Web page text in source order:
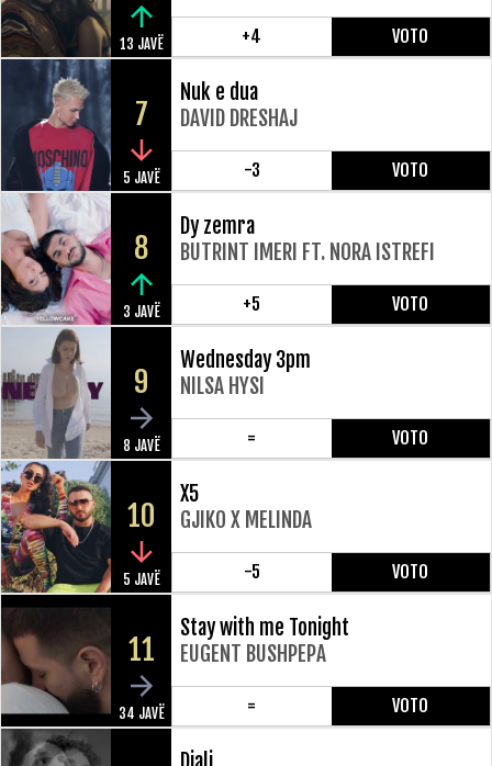
13 JAVË +4 VOTO
7
5 JAVË
Nuk e dua
DAVID DRESHAJ
-3 VOTO
8
3 JAVË
Dy zemra
BUTRINT IMERI FT. NORA ISTREFI
+5 VOTO
9
8 JAVË
Wednesday 3pm
NILSA HYSI
= VOTO
10
5 JAVË
X5
GJIKO X MELINDA
-5 VOTO
11
34 JAVË
Stay with me Tonight
EUGENT BUSHPEPA
= VOTO